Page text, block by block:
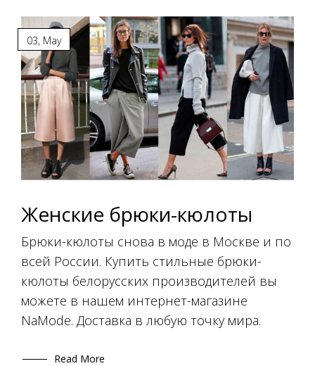
03, May
Женские брюки-кюлоты
Брюки-кюлоты снова в моде в Москве и по
всей России. Купить стильные брюки-
кюлоты белорусских производителей вы
можете в нашем интернет-магазине
NaMode. Доставка в любую точку мира.
Read More